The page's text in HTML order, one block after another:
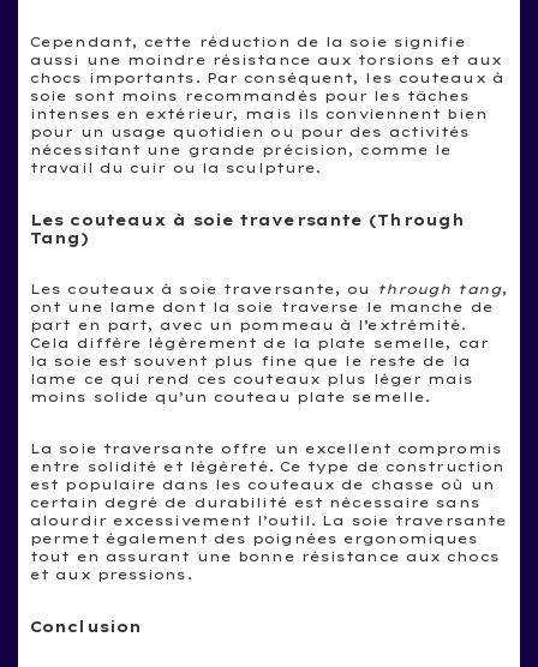
Cependant, cette réduction de la soie signifie
aussi une moindre résistance aux torsions et aux
chocs importants. Par conséquent, les couteaux à
soie sont moins recommandés pour les tâches
intenses en extérieur, mais ils conviennent bien
pour un usage quotidien ou pour des activités
nécessitant une grande précision, comme le
travail du cuir ou la sculpture.
Les couteaux à soie traversante (Through
Tang)
Les couteaux à soie traversante, ou through tang,
ont une lame dont la soie traverse le manche de
part en part, avec un pommeau à l’extrémité.
Cela diffère légèrement de la plate semelle, car
la soie est souvent plus fine que le reste de la
lame ce qui rend ces couteaux plus léger mais
moins solide qu’un couteau plate semelle.
La soie traversante offre un excellent compromis
entre solidité et légèreté. Ce type de construction
est populaire dans les couteaux de chasse où un
certain degré de durabilité est nécessaire sans
alourdir excessivement l’outil. La soie traversante
permet également des poignées ergonomiques
tout en assurant une bonne résistance aux chocs
et aux pressions.
Conclusion